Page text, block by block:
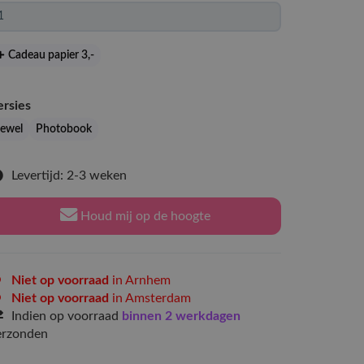
Cadeau papier 3,-
Photobook
Levertijd: 2-3 weken
Houd mij op de hoogte
Niet op voorraad in Arnhem
Niet op voorraad in Amsterdam
Indien op voorraad binnen 2 werkdagen